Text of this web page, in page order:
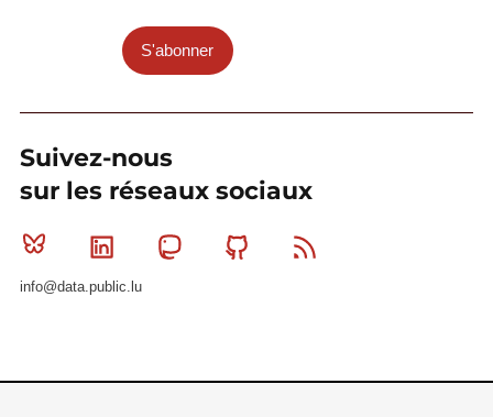
S'abonner
Suivez-nous
sur les réseaux sociaux
Bluesky Linkedin MastodonGithub
info@data.public.lu